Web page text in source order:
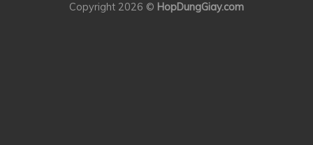
Copyright 2026 © HopDungGiay.com